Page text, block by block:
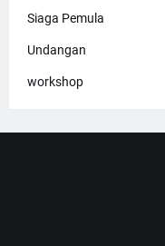
Siaga Pemula
Undangan
workshop